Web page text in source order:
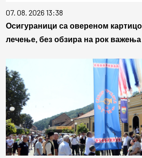
07. 08. 2026 13:38
Осигураници са овереном
лечење, без обзира на рок важења